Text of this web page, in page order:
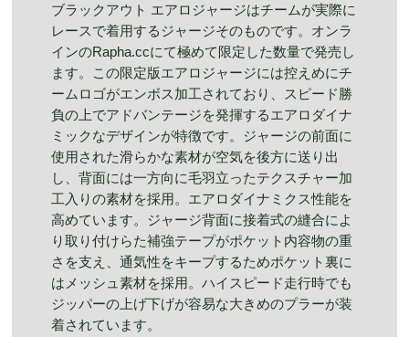
ブラックアウト エアロジャージはチームが実際に
レースで着用するジャージそのものです。オンラ
インのRapha.ccにて極めて限定した数量で発売し
ます。この限定版エアロジャージには控えめにチ
ームロゴがエンボス加工されており、スピード勝
負の上でアドバンテージを発揮するエアロダイナ
ミックなデザインが特徴です。ジャージの前面に
使用された滑らかな素材が空気を後方に送り出
し、背面には一方向に毛羽立ったテクスチャー加
工入りの素材を採用。エアロダイナミクス性能を
高めています。ジャージ背面に接着式の縫合によ
り取り付けらた補強テープがポケット内容物の重
さを支え、通気性をキープするためポケット裏に
はメッシュ素材を採用。ハイスピード走行時でも
ジッパーの上げ下げが容易な大きめのプラーが装
着されています。